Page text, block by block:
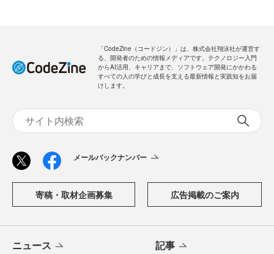
「CodeZine（コードジン）」は、株式会社翔泳社が運営す
る、開発者のための情報メディアです。テクノロジー入門
からAI活用、キャリアまで、ソフトウェア開発にかかわる
すべての人の学びと成長を支える最新情報と実践知をお届
けします。
メールバックナンバー
寄稿・取材企画募集 広告掲載のご案内
ニュース 記事